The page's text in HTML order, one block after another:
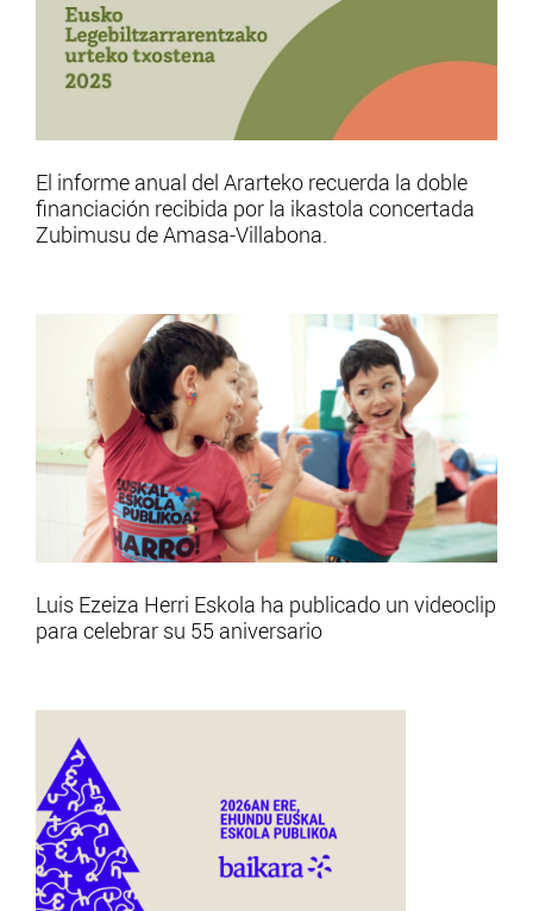
El informe anual del Ararteko recuerda la doble
financiación recibida por la ikastola concertada
Zubimusu de Amasa-Villabona.
Luis Ezeiza Herri Eskola ha publicado un videoclip
para celebrar su 55 aniversario